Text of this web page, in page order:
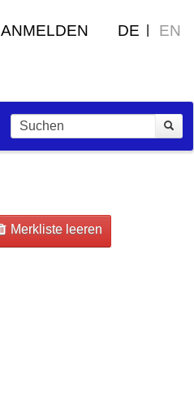
ANMELDEN DE EN
Merkliste leeren